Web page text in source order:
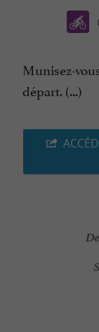
Munisez-
départ. (...)